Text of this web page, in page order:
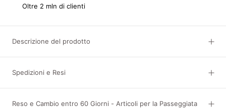
Oltre 2 mln di clienti
Descrizione del prodotto
Spedizioni e Resi
Reso e Cambio entro 60 Giorni - Articoli per la Passeggiata